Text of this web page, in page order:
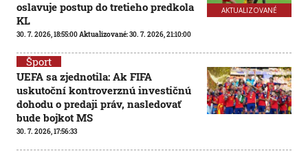
AKTUALIZOVANÉ
oslavuje postup do tretieho predkola
KL
30. 7. 2026, 18:55:00Aktualizované:30. 7. 2026, 21:10:00
Šport
UEFA sa zjednotila: Ak FIFA
uskutoční kontroverznú investičnú
dohodu o predaji práv, nasledovať
bude bojkot MS
30. 7. 2026, 17:56:33